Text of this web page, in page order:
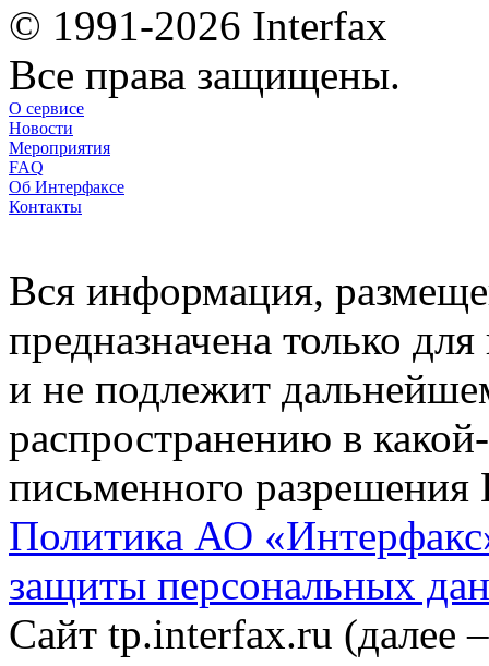
© 1991-2026 Interfax
Все права защищены.
О сервисе
Новости
Мероприятия
FAQ
Об Интерфаксе
Контакты
Вся информация,
предназначена только
и не подлежит
распространению в
письменного разрешения
Политика АО
защиты персональных
Сайт tp.interfax.ru (далее